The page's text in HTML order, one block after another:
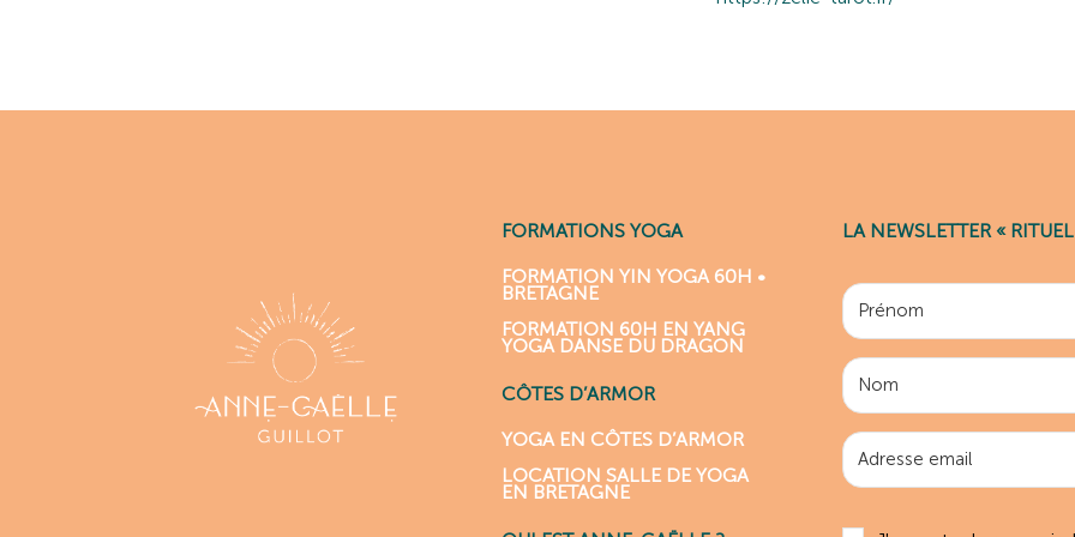
FORMATIONS YOGA
FORMATION YIN YOGA 60H •
BRETAGNE
FORMATION 60H EN YANG
YOGA DANSE DU DRAGON
CÔTES D’ARMOR
YOGA EN CÔTES D’ARMOR
LOCATION SALLE DE YOGA
EN BRETAGNE
LA NEWSLETTER «